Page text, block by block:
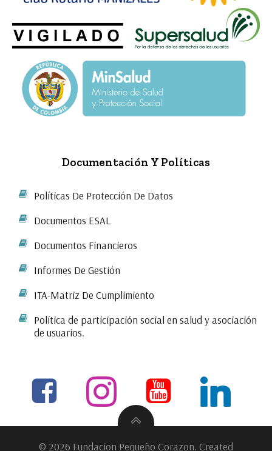
Documentación Y Políticas
Políticas De Protección De Datos
Documentos ESAL
Documentos Financieros
Informes De Gestión
ITA-Matriz De Cumplimiento
Política de participación social en salud y asociación
de usuarios.
© 2026 Fundacion Pequeño Corazon. Created